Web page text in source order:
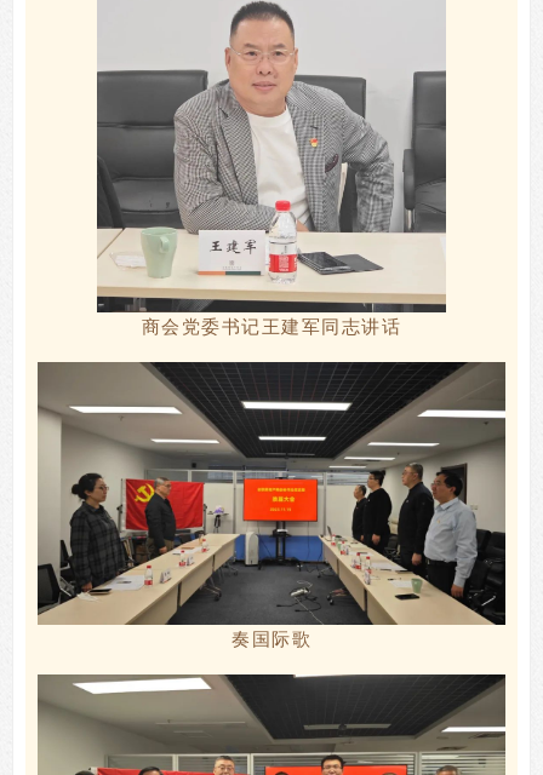
商会党委书记王建军同志讲话
奏国际歌